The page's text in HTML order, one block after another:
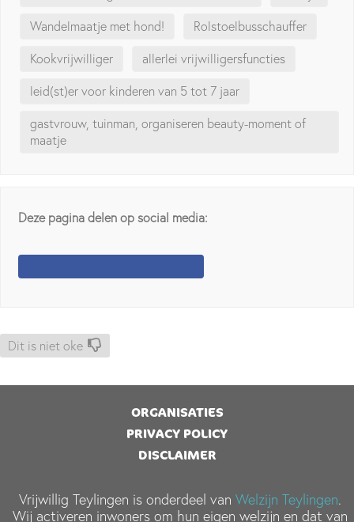
Wandelmaatje met hond! Rolstoelbusschauffer
Kookvrijwilliger allerlei vrijwilligersfuncties
leid(st)er voor kinderen van 5 tot 7 jaar
gastvrouw, tuinman, organiseren beauty-moment of
maatje
Deze pagina delen op social media:
Dit is niet oke
ORGANISATIES
PRIVACY POLICY
DISCLAIMER
Vrijwillig Teylingen is onderdeel vanWelzijn Teylingen.
Wij activeren inwoners om hun eigen welzijn en dat van